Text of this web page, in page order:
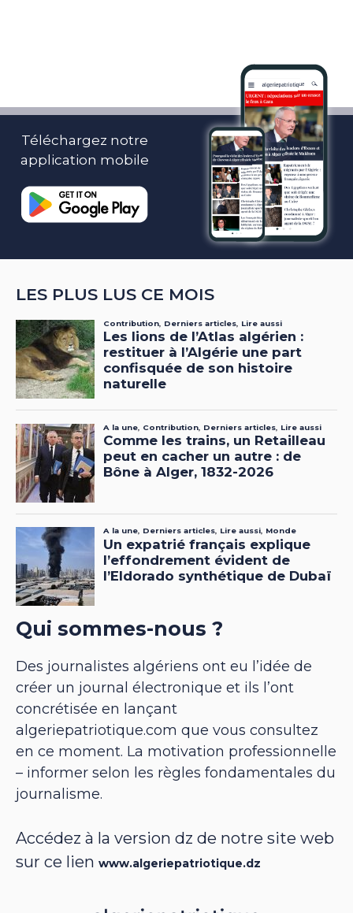
Téléchargez notre
application mobile
LES PLUS LUS CE MOIS
Qui sommes-nous ?
Des journalistes algériens ont eu l’idée de
créer un journal électronique et ils l’ont
concrétisée en lançant
algeriepatriotique.com que vous consultez
en ce moment. La motivation professionnelle
– informer selon les règles fondamentales du
journalisme.
Accédez à la version dz de notre site web
sur ce lien www.algeriepatriotique.dz